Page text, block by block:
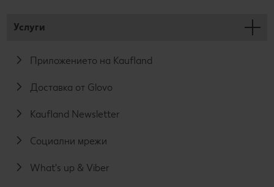
Услуги
Приложението на Kaufland
Доставка от Glovo
Kaufland Newsletter
Социални мрежи
What's up & Viber